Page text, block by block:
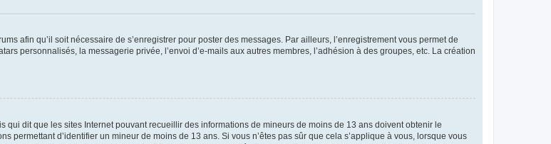
afin qu’il soit nécessaire de s’enregistrer pour poster des messages. Par ailleurs, l’enregistrement vous permet de
personnalisés, la messagerie privée, l’envoi d’e-mails aux autres membres, l’adhésion à des groupes, etc. La création
qui dit que les sites Internet pouvant recueillir des informations de mineurs de moins de 13 ans doivent obtenir le
permettant d’identifier un mineur de moins de 13 ans. Si vous n’êtes pas sûr que cela s’applique à vous, lorsque vous